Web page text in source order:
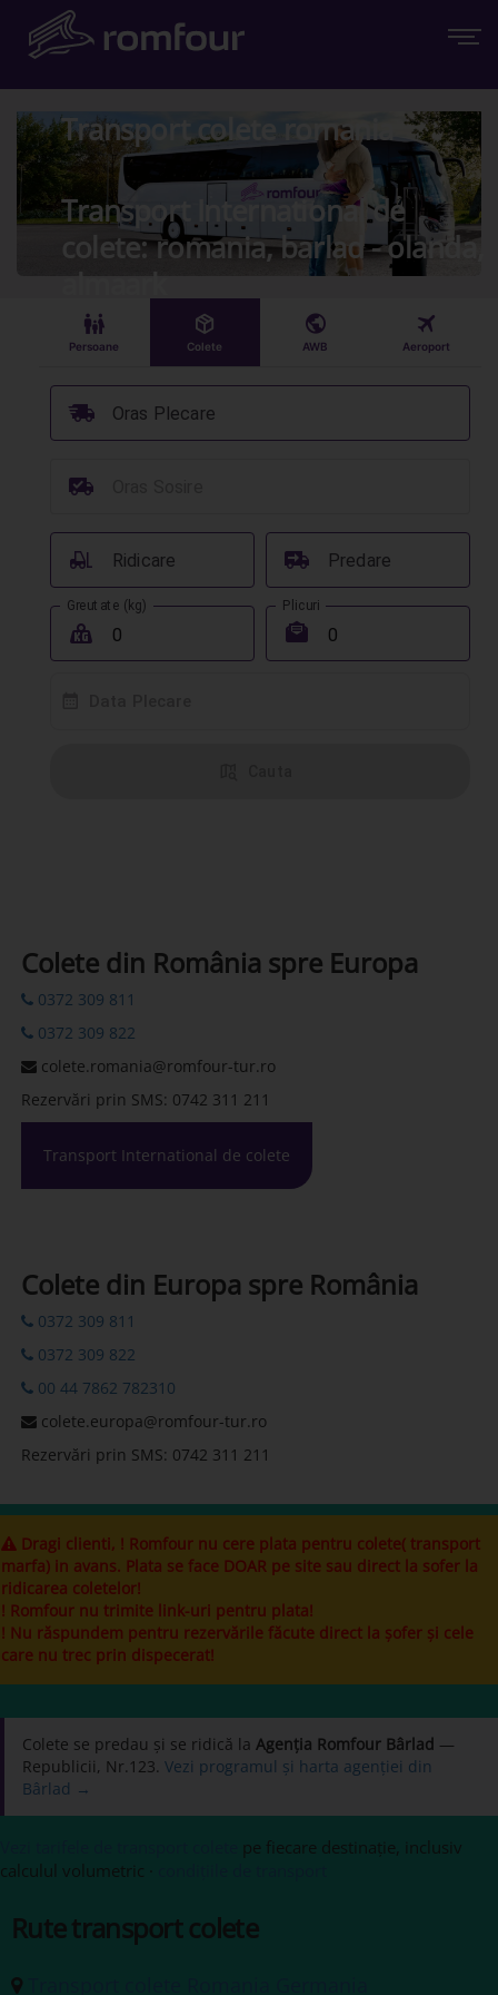
Transport colete romania
Transport International de
colete: romania, barlad - olanda,
almaark
󱠣
Persoane
󰏗
Colete
󰇧
AWB
󰀝
Aeroport
Oras Plecare
󰞈
󰳔
Ridicare
󰟉 Predare
󰔾
Greutate (kg)
󰖢
Plicuri
󰾱
Colete din România spre Europa
0372 309 811
0372 309 822
colete.romania@romfour-tur.ro
Rezervări prin SMS: 0742 311 211
Transport International de colete
Colete din Europa spre România
0372 309 811
0372 309 822
00 44 7862 782310
colete.europa@romfour-tur.ro
Rezervări prin SMS: 0742 311 211
Dragi clienti, ! Romfour nu cere plata pentru colete( transport
marfa) in avans. Plata se face DOAR pe site sau direct la sofer la
ridicarea coletelor!
! Romfour nu trimite link-uri pentru plata!
! Nu răspundem pentru rezervările făcute direct la șofer și cele
care nu trec prin dispecerat!
Colete se predau și se ridică la Agenția Romfour Bârlad —
Republicii, Nr.123. Vezi programul și harta agenției din
Bârlad →
pe fiecare destinație, inclusiv
calculul volumetric ·
Rute transport colete